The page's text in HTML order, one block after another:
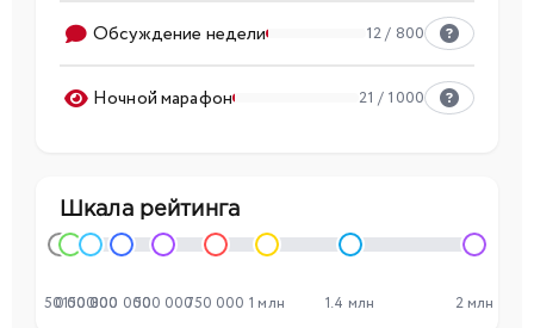
Обсуждение недели 12 / 800
Ночной марафон 21 / 1000
Шкала рейтинга
0
50 000
150 000300 000500 000750 000 1 млн 1.4 млн 2 млн